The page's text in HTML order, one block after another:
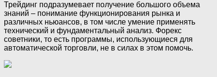
Трейдинг подразумевает получение большого объема
знаний – понимание функционирования рынка и
различных ньюансов, в том числе умение применять
технический и фундаментальный анализ. Форекс
советники, то есть программы, использующиеся для
автоматической торговли, не в силах в этом помочь.